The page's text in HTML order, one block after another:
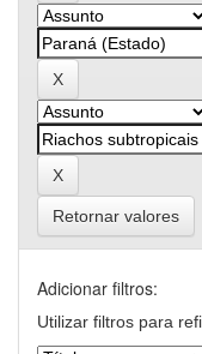
Retornar valores
Adicionar filtros:
Utilizar filtros para